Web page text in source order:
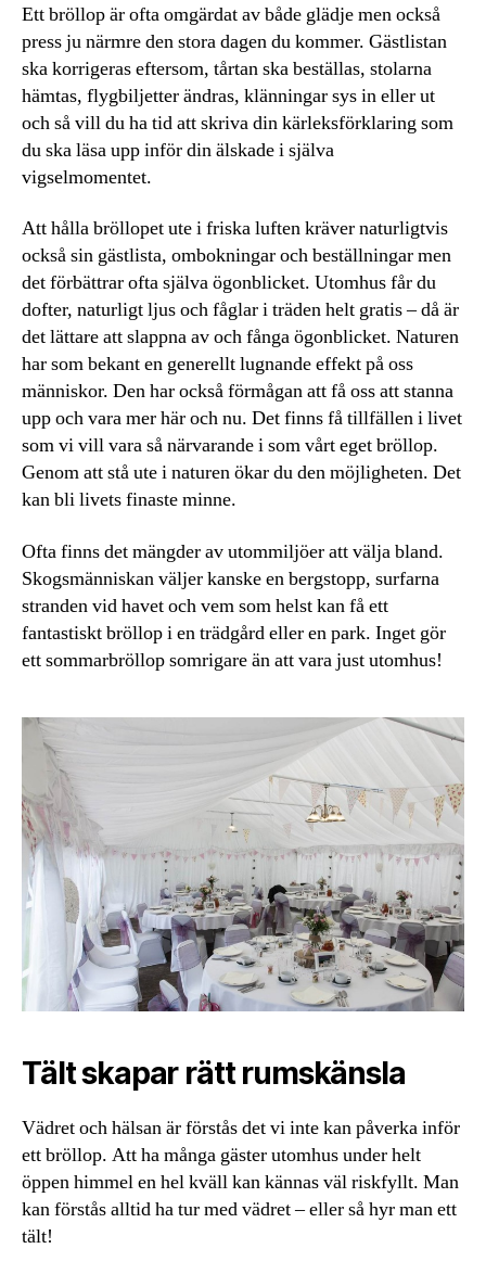
Ett bröllop är ofta omgärdat av både glädje men också
press ju närmre den stora dagen du kommer. Gästlistan
ska korrigeras eftersom, tårtan ska beställas, stolarna
hämtas, flygbiljetter ändras, klänningar sys in eller ut
och så vill du ha tid att skriva din kärleksförklaring som
du ska läsa upp inför din älskade i själva
vigselmomentet.
Att hålla bröllopet ute i friska luften kräver naturligtvis
också sin gästlista, ombokningar och beställningar men
det förbättrar ofta själva ögonblicket. Utomhus får du
dofter, naturligt ljus och fåglar i träden helt gratis – då är
det lättare att slappna av och fånga ögonblicket. Naturen
har som bekant en generellt lugnande effekt på oss
människor. Den har också förmågan att få oss att stanna
upp och vara mer här och nu. Det finns få tillfällen i livet
som vi vill vara så närvarande i som vårt eget bröllop.
Genom att stå ute i naturen ökar du den möjligheten. Det
kan bli livets finaste minne.
Ofta finns det mängder av utommiljöer att välja bland.
Skogsmänniskan väljer kanske en bergstopp, surfarna
stranden vid havet och vem som helst kan få ett
fantastiskt bröllop i en trädgård eller en park. Inget gör
ett sommarbröllop somrigare än att vara just utomhus!
Tält skapar rätt rumskänsla
Vädret och hälsan är förstås det vi inte kan påverka inför
ett bröllop. Att ha många gäster utomhus under helt
öppen himmel en hel kväll kan kännas väl riskfyllt. Man
kan förstås alltid ha tur med vädret – eller så hyr man ett
tält!